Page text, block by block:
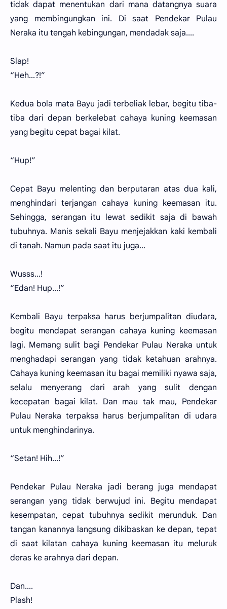
tidak dapat menentukan dari mana datangnya suara
yang membingungkan ini. Di saat Pendekar Pulau
Neraka itu tengah kebingungan, mendadak saja....
Slap!
“Heh...?!”
Kedua bola mata Bayu jadi terbeliak lebar, begitu tiba-
tiba dari depan berkelebat cahaya kuning keemasan
yang begitu cepat bagai kilat.
“Hup!”
Cepat Bayu melenting dan berputaran atas dua kali,
menghindari terjangan cahaya kuning keemasan itu.
Sehingga, serangan itu lewat sedikit saja di bawah
tubuhnya. Manis sekali Bayu menjejakkan kaki kembali
di tanah. Namun pada saat itu juga...
Wusss...!
“Edan! Hup...!”
Kembali Bayu terpaksa harus berjumpalitan diudara,
begitu mendapat serangan cahaya kuning keemasan
lagi. Memang sulit bagi Pendekar Pulau Neraka untuk
menghadapi serangan yang tidak ketahuan arahnya.
Cahaya kuning keemasan itu bagai memiliki nyawa saja,
selalu menyerang dari arah yang sulit dengan
kecepatan bagai kilat. Dan mau tak mau, Pendekar
Pulau Neraka terpaksa harus berjumpalitan di udara
untuk menghindarinya.
“Setan! Hih...!”
Pendekar Pulau Neraka jadi berang juga mendapat
serangan yang tidak berwujud ini. Begitu mendapat
kesempatan, cepat tubuhnya sedikit merunduk. Dan
tangan kanannya langsung dikibaskan ke depan, tepat
di saat kilatan cahaya kuning keemasan itu meluruk
deras ke arahnya dari depan.
Dan....
Plash!